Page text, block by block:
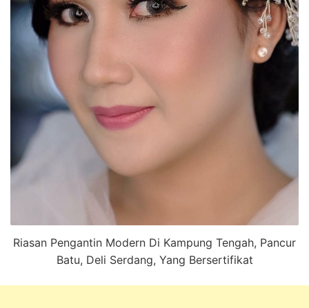
Riasan Pengantin Modern Di Kampung Tengah, Pancur
Batu, Deli Serdang, Yang Bersertifikat